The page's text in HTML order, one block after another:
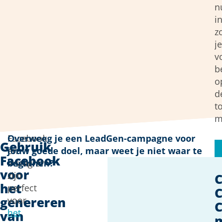
je
Gebruik
Facebook
voor
het
genereren
van
Facebook
en
Instagram
zijn
perfect
voor
het
Overweeg je een LeadGen-campagne voor
jouw goede doel, maar weet je niet waar te
beginnen?